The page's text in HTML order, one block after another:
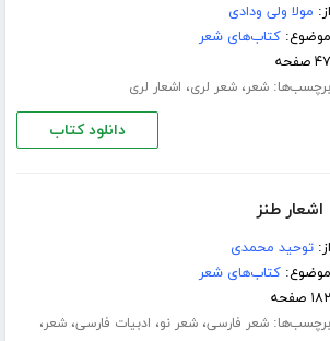
از: مولا ولی ودادی
موضوع:کتاب‌های شعر
۴۷ صفحه
برچسب‌ها:شعر،شعر لری، اشعار لری
دانلود کتاب
طنز
از:توحید محمدی
موضوع:کتاب‌های شعر
۱۸۲ صفحه
برچسب‌ها:شعر فارسی،شعر نو، ادبیات فارسی،شعر،